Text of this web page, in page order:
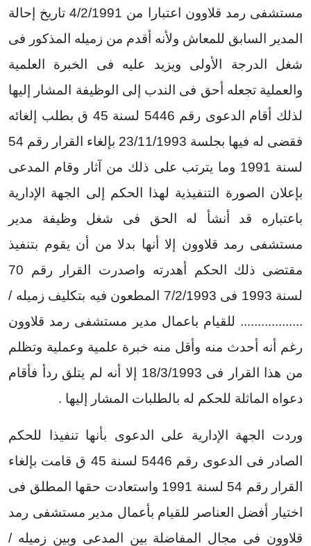
مستشفى رمد قلاوون اعتبارا من 4/2/1991 تاريخ إحالة
المدير السابق للمعاش ولأنه أقدم من زميله المذكور فى
شغل الدرجة الأولى ويزيد عليه فى الخبرة العلمية
والعملية تجعله أحق فى الندب إلى الوظيفة المشار إليها
لذلك أقام الدعوى رقم 5446 لسنة 45 ق بطلب إلغائه
فقضى له فيها بجلسة 23/11/1993 بإلغاء القرار رقم 54
لسنة 1991 وما يترتب على ذلك من آثار وقام المدعى
بإعلان الصورة التنفيذية لهذا الحكم إلى الجهة الإدارية
باعتباره قد أنشأ له الحق فى شغل وظيفة مدير
مستشفى رمد قلاوون إلا أنها بدلا من أن يقوم بتنفيذ
مقتضى ذلك الحكم أهدرته واصدرت القرار رقم 70
لسنة 1993 فى 7/2/1993 المطعون فيه بتكليف زميله /
.................. للقيام باعمال مدير مستشفى رمد قلاوون
رغم أنه أحدث منه وأقل منه خبرة علمية وعملية وتظلم
من هذا القرار فى 18/3/1993 إلا أنه لم يتلق ردأ فأقام
دعواه الماثلة للحكم له بالطلبات المشار إليها .
وردت الجهة الإدارية على الدعوى بأنها تنفيذا للحكم
الصادر فى الدعوى رقم 5446 لسنة 45 ق قامت بإلغاء
القرار رقم 54 لسنة 1991 واستعادت حقها المطلق فى
اختيار أفضل العناصر للقيام بأعمال مدير مستشفى رمد
قلاوون فى مجال المفاضلة بين المدعى وبين زميله /